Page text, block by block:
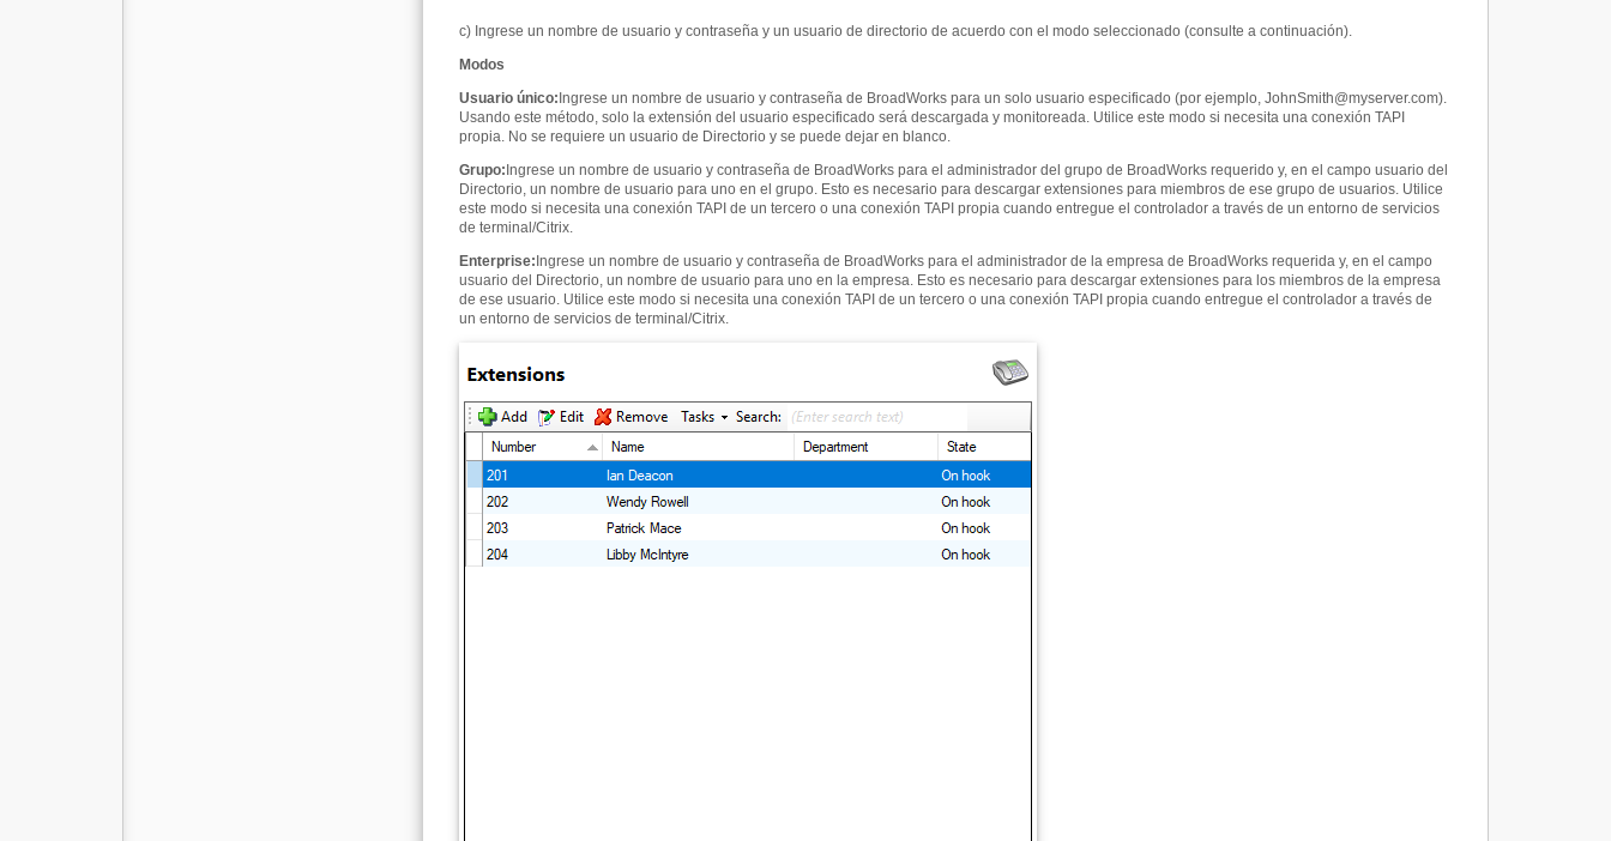
c) Ingrese un nombre de usuario y contraseña y un usuario de directorio de acuerdo con el modo seleccionado (consulte a continuación).
Modos
Usuario único: Ingrese un nombre de usuario y contraseña de BroadWorks para un solo usuario especificado (por ejemplo, JohnSmith@myserver.com).
Usando este método, solo la extensión del usuario especificado será descargada y monitoreada. Utilice este modo si necesita una conexión TAPI
propia. No se requiere un usuario de Directorio y se puede dejar en blanco.
Grupo: Ingrese un nombre de usuario y contraseña de BroadWorks para el administrador del grupo de BroadWorks requerido y, en el campo usuario del
Directorio, un nombre de usuario para uno en el grupo. Esto es necesario para descargar extensiones para miembros de ese grupo de usuarios. Utilice
este modo si necesita una conexión TAPI de un tercero o una conexión TAPI propia cuando entregue el controlador a través de un entorno de servicios
de terminal/Citrix.
Enterprise: Ingrese un nombre de usuario y contraseña de BroadWorks para el administrador de la empresa de BroadWorks requerida y, en el campo
usuario del Directorio, un nombre de usuario para uno en la empresa. Esto es necesario para descargar extensiones para los miembros de la empresa
de ese usuario. Utilice este modo si necesita una conexión TAPI de un tercero o una conexión TAPI propia cuando entregue el controlador a través de
un entorno de servicios de terminal/Citrix.